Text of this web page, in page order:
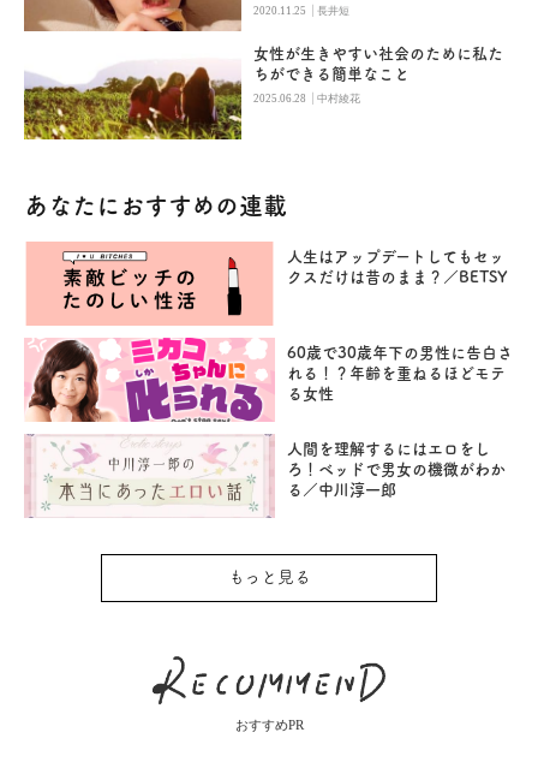
2020.11.25 |長井短
女性が生きやすい社会のために私た
ちができる簡単なこと
2025.06.28 |中村綾花
あなたにおすすめの連載
人生はアップデートしてもセッ
クスだけは昔のまま？／BETSY
60歳で30歳年下の男性に告白さ
れる！？年齢を重ねるほどモテ
る女性
人間を理解するにはエロをし
ろ！ベッドで男女の機微がわか
る／中川淳一郎
もっと見る
おすすめPR